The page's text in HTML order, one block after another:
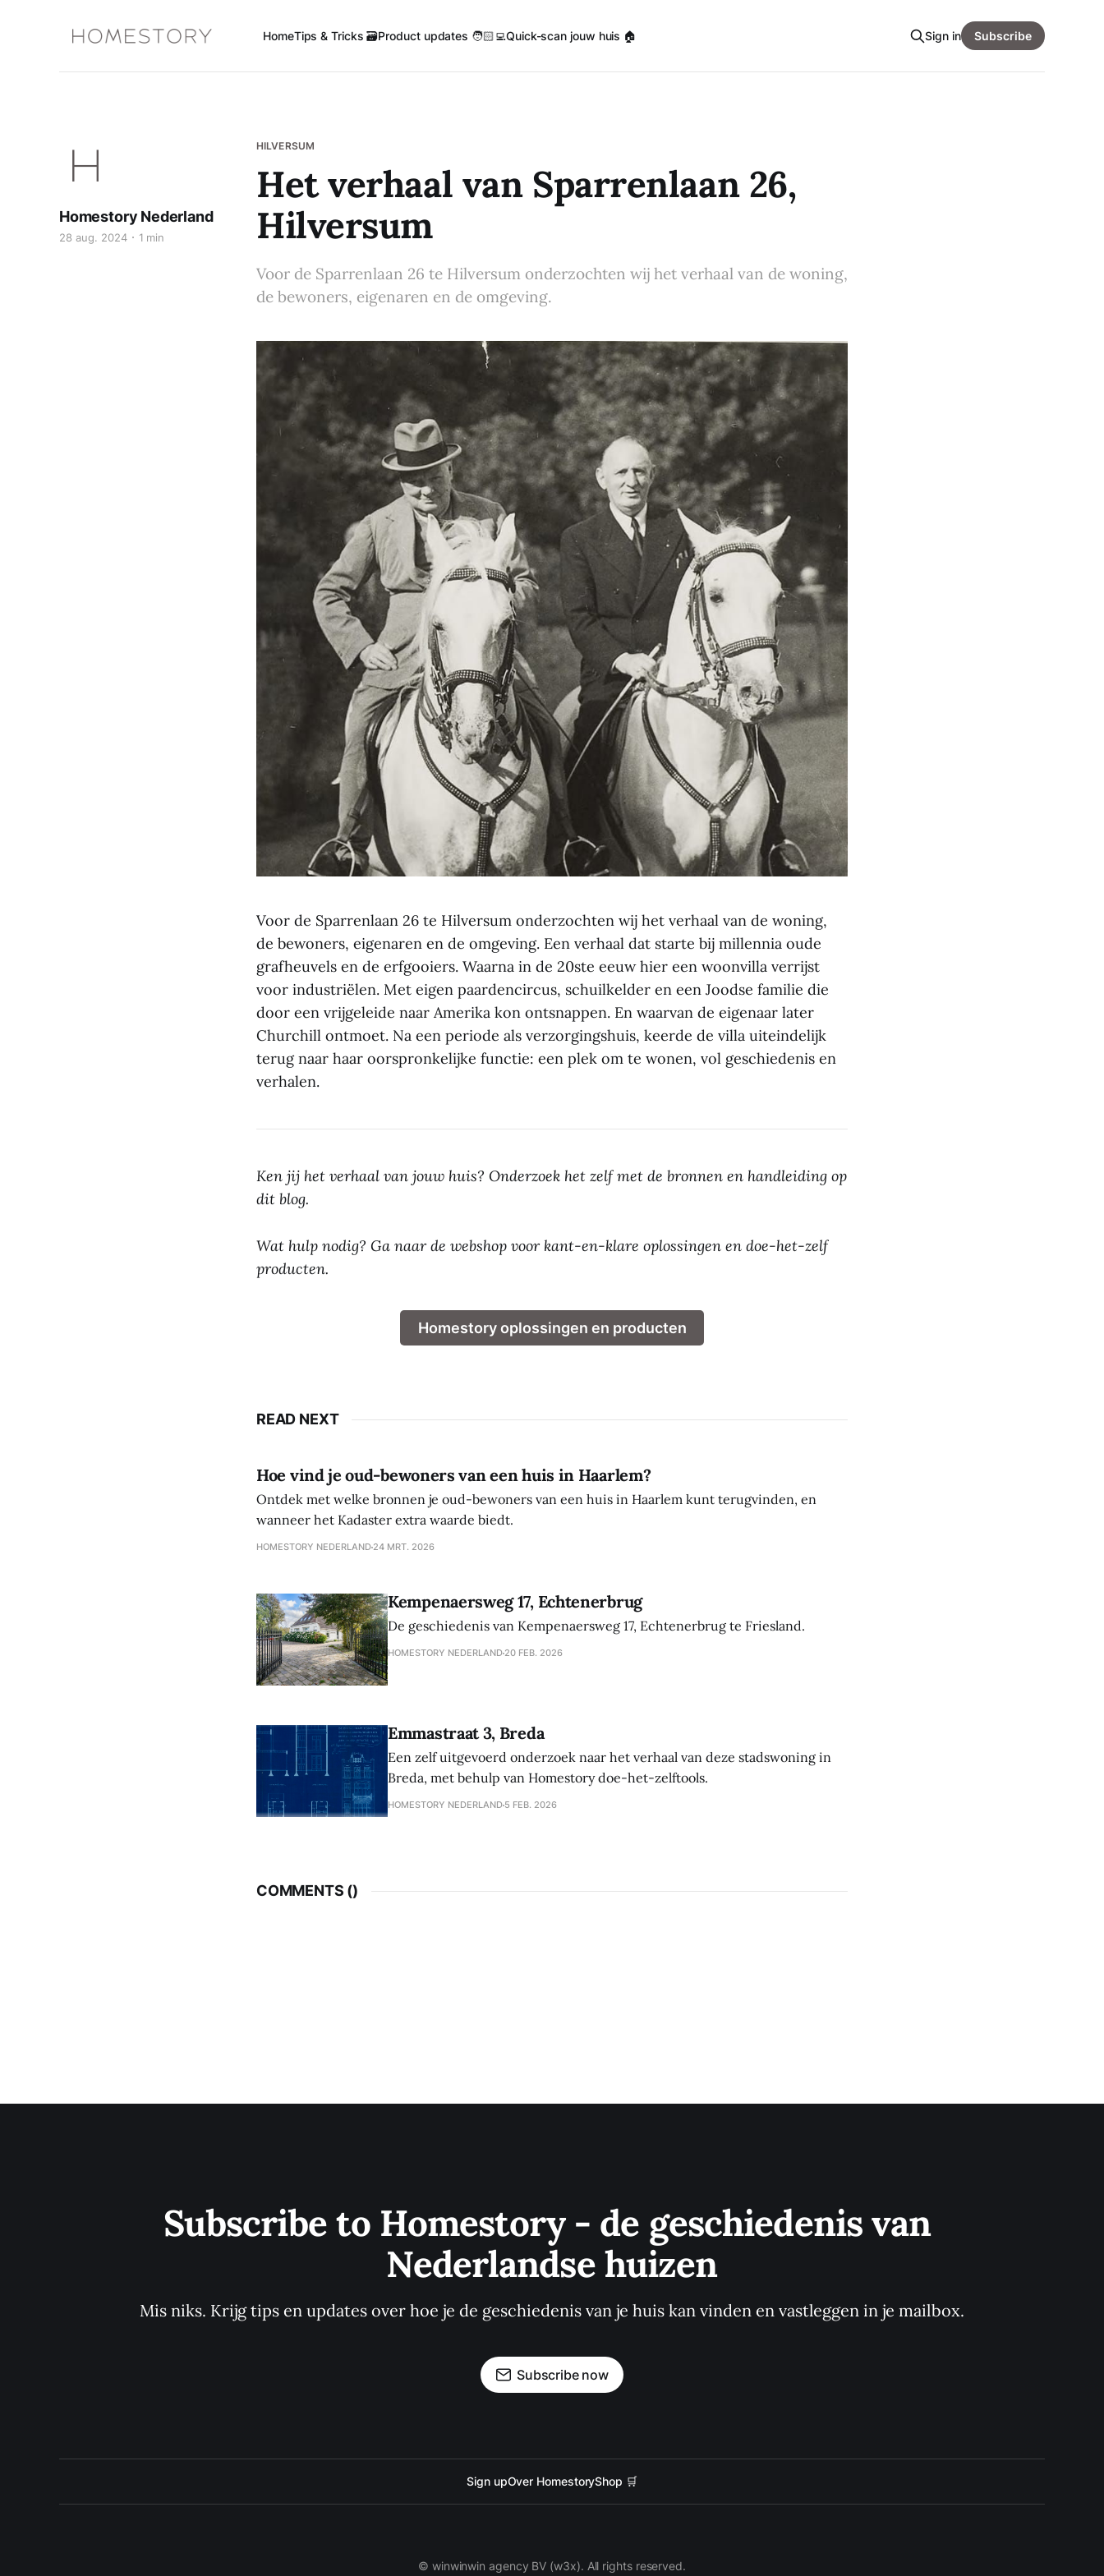
HomeTips & Tricks 🗃️Product updates 🧑🏻‍💻Quick-scan jouw huis 🏠 Sign in Subscribe
HILVERSUM
Het verhaal van Sparrenlaan 26,
Hilversum
Homestory Nederland
28 aug. 2024 1 min
Voor de Sparrenlaan 26 te Hilversum onderzochten wij het verhaal van de woning,
de bewoners, eigenaren en de omgeving.
Voor de Sparrenlaan 26 te Hilversum onderzochten wij het verhaal van de woning,
de bewoners, eigenaren en de omgeving. Een verhaal dat starte bij millennia oude
grafheuvels en de erfgooiers. Waarna in de 20ste eeuw hier een woonvilla verrijst
voor industriëlen. Met eigen paardencircus, schuilkelder en een Joodse familie die
door een vrijgeleide naar Amerika kon ontsnappen. En waarvan de eigenaar later
Churchill ontmoet. Na een periode als verzorgingshuis, keerde de villa uiteindelijk
terug naar haar oorspronkelijke functie: een plek om te wonen, vol geschiedenis en
verhalen.
Ken jij het verhaal van jouw huis? Onderzoek het zelf met de bronnen en handleiding op
dit blog.
Wat hulp nodig? Ga naar de webshop voor kant-en-klare oplossingen en doe-het-zelf
producten.
Homestory oplossingen en producten
READ NEXT
Hoe vind je oud-bewoners van een huis in Haarlem?
Ontdek met welke bronnen je oud-bewoners van een huis in Haarlem kunt terugvinden, en
wanneer het Kadaster extra waarde biedt.
HOMESTORY NEDERLAND 24 MRT. 2026
Kempenaersweg 17, Echtenerbrug
De geschiedenis van Kempenaersweg 17, Echtenerbrug te Friesland.
HOMESTORY NEDERLAND 20 FEB. 2026
Emmastraat 3, Breda
Een zelf uitgevoerd onderzoek naar het verhaal van deze stadswoning in
Breda, met behulp van Homestory doe-het-zelftools.
HOMESTORY NEDERLAND 5 FEB. 2026
COMMENTS ()
Subscribe to Homestory - de geschiedenis van
Nederlandse huizen
Mis niks. Krijg tips en updates over hoe je de geschiedenis van je huis kan vinden en vastleggen in je mailbox.
Subscribe now
Sign upOver HomestoryShop 🛒
© winwinwin agency BV (w3x). All rights reserved.